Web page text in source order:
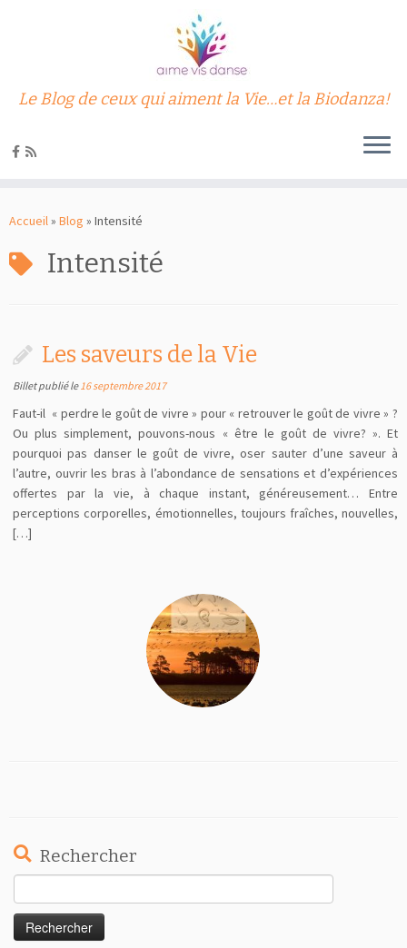
au
Le Blog de ceux qui aiment la Vie…et la Biodanza!
Accueil» Blog » Intensité
Intensité
Les saveurs de la Vie
Billet publié le16 septembre 2017
Faut-il « perdre le goût de vivre » pour « retrouver le goût de vivre » ?
Ou plus simplement, pouvons-nous « être le goût de vivre? ». Et
pourquoi pas danser le goût de vivre, oser sauter d’une saveur à
l’autre, ouvrir les bras à l’abondance de sensations et d’expériences
offertes par la vie, à chaque instant, généreusement… Entre
perceptions corporelles, émotionnelles, toujours fraîches, nouvelles,
[…]
Rechercher